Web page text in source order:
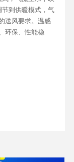
到供暖模式，气
送风要求。温感
环保、性能稳